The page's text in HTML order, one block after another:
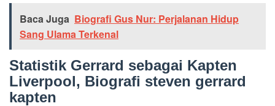
Baca Juga Biografi Gus Nur: Perjalanan Hidup
Sang Ulama Terkenal
Statistik Gerrard sebagai Kapten
Liverpool, Biografi steven gerrard
kapten